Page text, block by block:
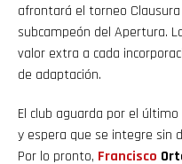
afrontará el torneo
subcampeón del Apertura.
valor extra a cada
de adaptación.
El club aguarda por el
y espera que se integre sin
Por lo pronto, Francisco